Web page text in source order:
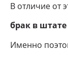
В отличие от
брак в
Именно